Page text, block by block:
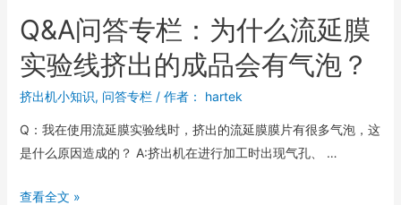
Q&A问答专栏：为什么流延膜
实验线挤出的成品会有气泡？
挤出机小知识, 问答专栏/ 作者： hartek
Q：我在使用流延膜实验线时，挤出的流延膜膜片有很多气泡，这
是什么原因造成的？ A:挤出机在进行加工时出现气孔、 …
查看全文 »